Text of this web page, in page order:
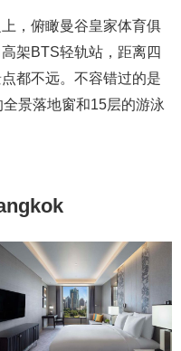
，俯瞰曼谷皇家体育俱
架BTS轻轨站，距离四
都不远。不容错过的是
景落地窗和15层的游泳